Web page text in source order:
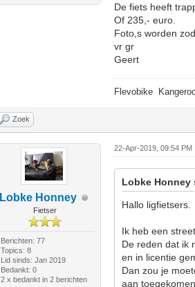
De fiets heeft
Of 235,- euro.
Foto,s worden
vr gr
Geert
Flevobike
Zoek
Lobke Honney
Fietser
Berichten: 77
Topics: 8
Lid sinds: Jan 2019
Bedankt: 0
2 x bedankt in 2 berichten
22-Apr-2019, 09:54 PM
Lobke Honney
Hallo ligfietsers.
Ik heb een
De reden dat ik
en in licentie
Dan zou je
aan toegekomen.